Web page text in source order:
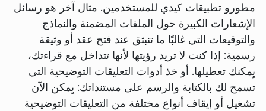
مطورو تطبيقات كيدي للمستخدمين. مثال آخر هو رسائل
الإشعارات الكبيرة حول الملفات المضمنة والنماذج
والتوقيعات التي غالبًا ما تنبثق عند فتح عقد أو وثيقة
رسمية: إذا كنت لا تريد رؤيتها لأنها تتداخل مع قراءتك،
يِمكنك تعطيلها. أو خذ أدوات التعليقات التوضيحية التي
تسمح لك بالكتابة والرسم على مستنداتك: يِمكن الآن
تشغيل أو إيقاف أنواع مختلفة من التعليقات التوضيحية